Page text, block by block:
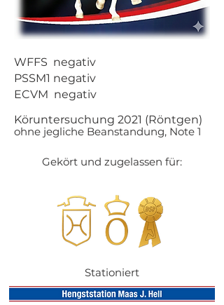
WFFS negativ
PSSM1 negativ
ECVM negativ
Köruntersuchung 2021 (Röntgen)
ohne jegliche Beanstandung, Note 1
Gekört und zugelassen für:
Stationiert